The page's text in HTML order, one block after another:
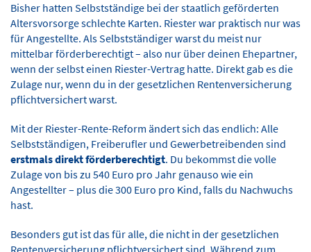
Bisher hatten Selbstständige bei der staatlich geförderten
Altersvorsorge schlechte Karten. Riester war praktisch nur was
für Angestellte. Als Selbstständiger warst du meist nur
mittelbar förderberechtigt – also nur über deinen Ehepartner,
wenn der selbst einen Riester-Vertrag hatte. Direkt gab es die
Zulage nur, wenn du in der gesetzlichen Rentenversicherung
pflichtversichert warst.
Mit der Riester-Rente-Reform ändert sich das endlich: Alle
Selbstständigen, Freiberufler und Gewerbetreibenden sind
erstmals direkt förderberechtigt. Du bekommst die volle
Zulage von bis zu 540 Euro pro Jahr genauso wie ein
Angestellter – plus die 300 Euro pro Kind, falls du Nachwuchs
hast.
Besonders gut ist das für alle, die nicht in der gesetzlichen